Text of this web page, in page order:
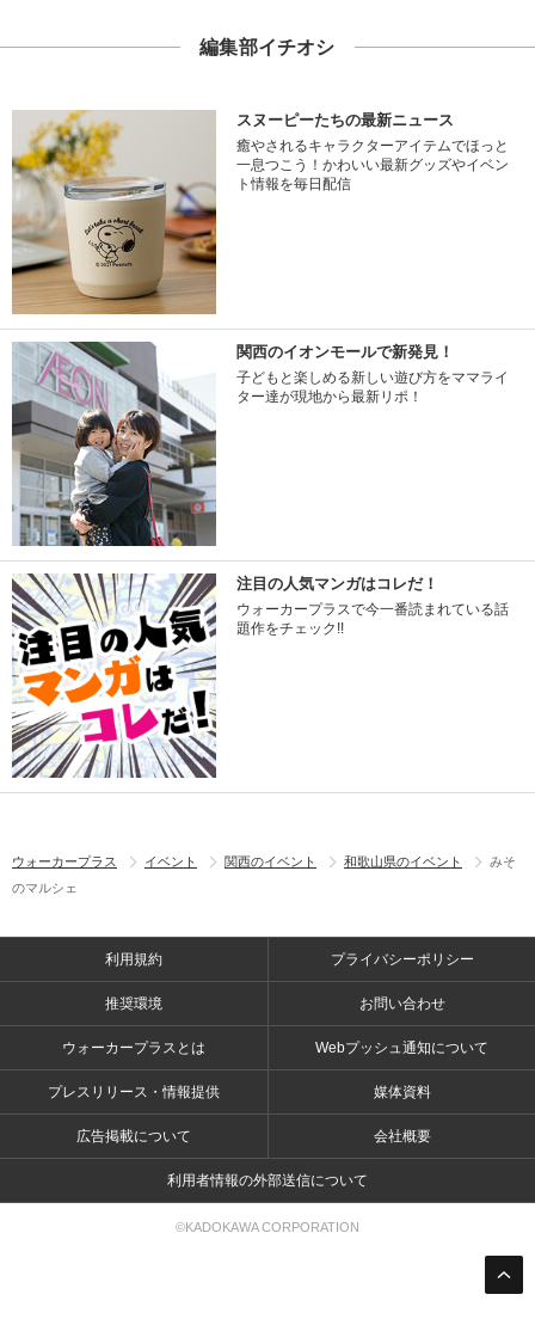
編集部イチオシ
スヌーピーたちの最新ニュース
癒やされるキャラクターアイテムでほっと
一息つこう！かわいい最新グッズやイベン
ト情報を毎日配信
関西のイオンモールで新発見！
子どもと楽しめる新しい遊び方をママライ
ター達が現地から最新リポ！
注目の人気マンガはコレだ！
ウォーカープラスで今一番読まれている話
題作をチェック!!
ウォーカープラス イベント 関西のイベント 和歌山県のイベント
みそ
のマルシェ
利用規約 プライバシーポリシー
推奨環境 お問い合わせ
ウォーカープラスとは Webプッシュ通知について
プレスリリース・情報提供 媒体資料
広告掲載について 会社概要
利用者情報の外部送信について
©KADOKAWA CORPORATION